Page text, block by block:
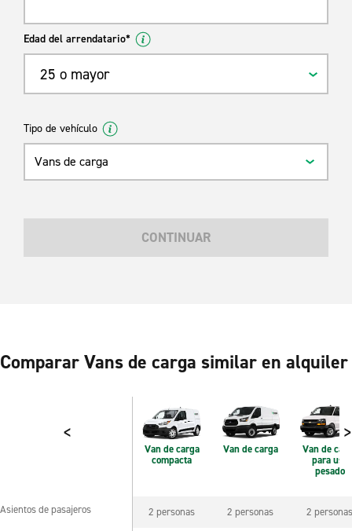
Edad del arrendatario*
25 o mayor
Tipo de vehículo
Vans de carga
CONTINUAR
Comparar Vans de carga similar en alquiler
< >
Van de carga
compacta
Van de carga
Van de
para uso
pesado
Asientos de pasajeros 2 personas 2 personas 2 personas
Asientos de pasajeros